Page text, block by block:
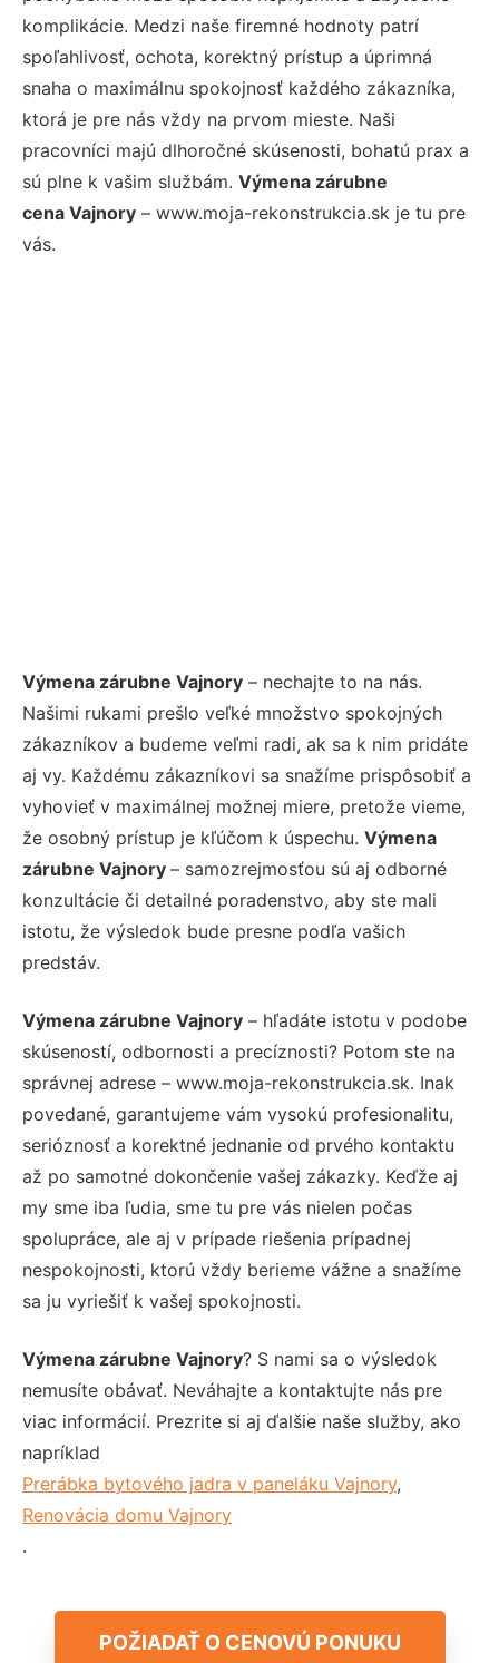
komplikácie. Medzi naše firemné hodnoty patrí
spoľahlivosť, ochota, korektný prístup a úprimná
snaha o maximálnu spokojnosť každého zákazníka,
ktorá je pre nás vždy na prvom mieste. Naši
pracovníci majú dlhoročné skúsenosti, bohatú prax a
sú plne k vašim službám. Výmena zárubne
cena Vajnory – www.moja-rekonstrukcia.sk je tu pre
vás.
Výmena zárubne Vajnory – nechajte to na nás.
Našimi rukami prešlo veľké množstvo spokojných
zákazníkov a budeme veľmi radi, ak sa k nim pridáte
aj vy. Každému zákazníkovi sa snažíme prispôsobiť a
vyhovieť v maximálnej možnej miere, pretože vieme,
že osobný prístup je kľúčom k úspechu. Výmena
zárubne Vajnory – samozrejmosťou sú aj odborné
konzultácie či detailné poradenstvo, aby ste mali
istotu, že výsledok bude presne podľa vašich
predstáv.
Výmena zárubne Vajnory – hľadáte istotu v podobe
skúseností, odbornosti a precíznosti? Potom ste na
správnej adrese – www.moja-rekonstrukcia.sk. Inak
povedané, garantujeme vám vysokú profesionalitu,
serióznosť a korektné jednanie od prvého kontaktu
až po samotné dokončenie vašej zákazky. Keďže aj
my sme iba ľudia, sme tu pre vás nielen počas
spolupráce, ale aj v prípade riešenia prípadnej
nespokojnosti, ktorú vždy berieme vážne a snažíme
sa ju vyriešiť k vašej spokojnosti.
Výmena zárubne Vajnory? S nami sa o výsledok
nemusíte obávať. Neváhajte a kontaktujte nás pre
viac informácií. Prezrite si aj ďalšie naše služby, ako
napríklad
Prerábka bytového jadra v paneláku Vajnory,
Renovácia domu Vajnory
.
POŽIADAŤ O CENOVÚ PONUKU